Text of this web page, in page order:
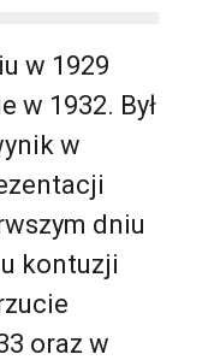
w 1929
w 1932. Był
w
dniu
kontuzji
oraz w